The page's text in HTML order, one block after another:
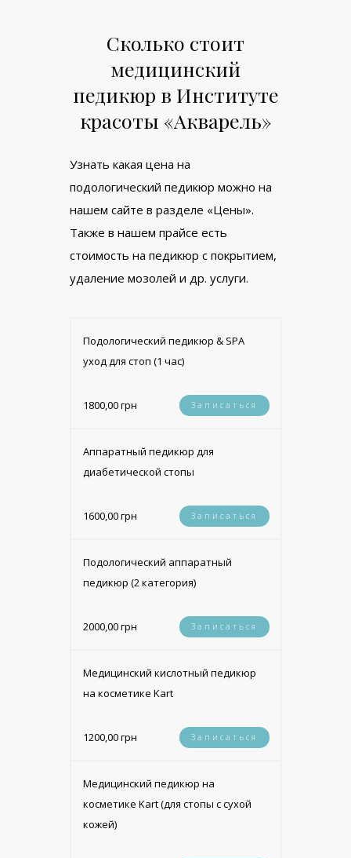
Сколько стоит
медицинский
педикюр в Институте
красоты «Акварель»
Узнать какая цена на
подологический педикюр можно на
нашем сайте в разделе «Цены».
Также в нашем прайсе есть
стоимость на педикюр с покрытием,
удаление мозолей и др. услуги.
Подологический педикюр & SPA
уход для стоп (1 час)
1800,00 грн Записаться
Аппаратный педикюр для
диабетической стопы
1600,00 грн Записаться
Подологический аппаратный
педикюр (2 категория)
2000,00 грн Записаться
Медицинский кислотный педикюр
на косметике Kart
1200,00 грн Записаться
Медицинский педикюр на
косметике Kart (для стопы с сухой
кожей)